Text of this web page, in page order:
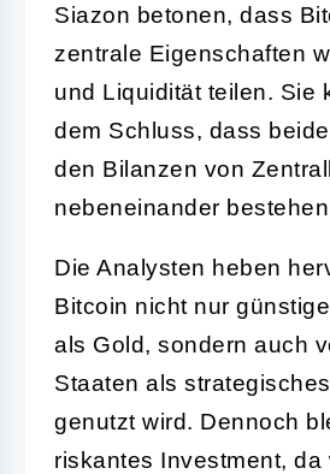
Siazon betonen, dass
zentrale Eigenschaften
und Liquidität teilen. Sie
dem Schluss, dass
den Bilanzen von
nebeneinander
Die Analysten heben
Bitcoin nicht nur
als Gold, sondern auch
Staaten als
genutzt wird. Dennoch
riskantes Investment, da